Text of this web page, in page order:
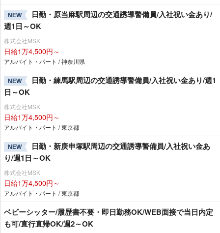
NEW
日勤・原当麻駅周辺の交通誘導警備員/入社祝い金あり/
週1日～OK
株式会社MSK
日給1万4,500円～
アルバイト・パート / 神奈川県
NEW
日勤・練馬駅周辺の交通誘導警備員/入社祝い金あり/週1
日～OK
株式会社MSK
日給1万4,500円～
アルバイト・パート / 東京都
NEW
日勤・新庚申塚駅周辺の交通誘導警備員/入社祝い金あ
り/週1日～OK
株式会社MSK
日給1万4,500円～
アルバイト・パート / 東京都
ベビーシッター/履歴書不要・即日勤務OK/WEB面接で当日内定
も可/直行直帰OK/週2～OK